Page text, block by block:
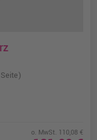
o. MwSt. 110,08 €